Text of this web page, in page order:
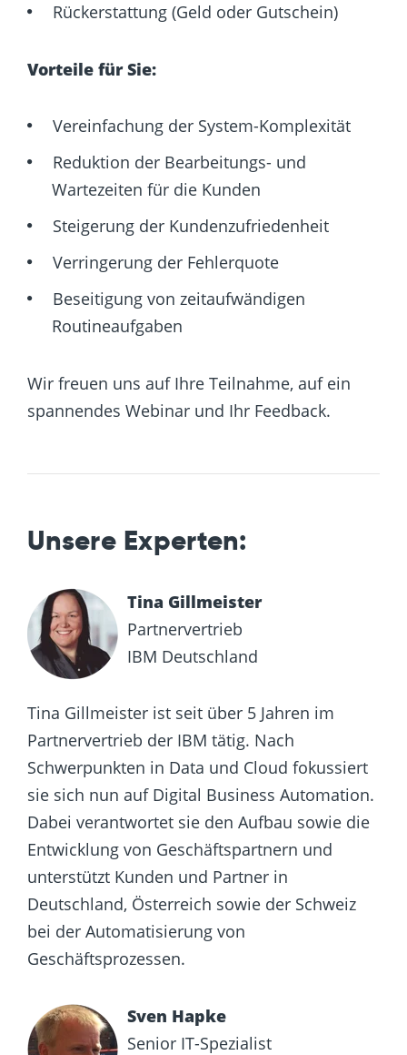
Rückerstattung (Geld oder Gutschein)
Vorteile für Sie:
Vereinfachung der System-Komplexität
Reduktion der Bearbeitungs- und
Wartezeiten für die Kunden
Steigerung der Kundenzufriedenheit
Verringerung der Fehlerquote
Beseitigung von zeitaufwändigen
Routineaufgaben
Wir freuen uns auf Ihre Teilnahme, auf ein
spannendes Webinar und Ihr Feedback.
Unsere Experten:
Tina Gillmeister
Partnervertrieb
IBM Deutschland
Tina Gillmeister ist seit über 5 Jahren im
Partnervertrieb der IBM tätig. Nach
Schwerpunkten in Data und Cloud fokussiert
sie sich nun auf Digital Business Automation.
Dabei verantwortet sie den Aufbau sowie die
Entwicklung von Geschäftspartnern und
unterstützt Kunden und Partner in
Deutschland, Österreich sowie der Schweiz
bei der Automatisierung von
Geschäftsprozessen.
Sven Hapke
Senior IT-Spezialist